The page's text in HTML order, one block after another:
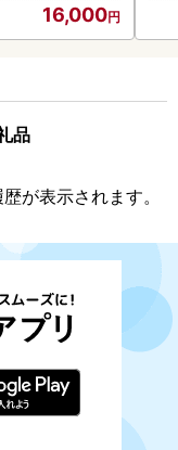
16,000
品
が表示されます。